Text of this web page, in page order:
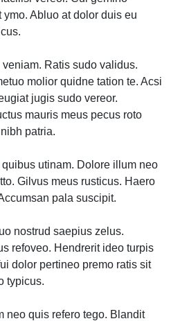
Abluo at dolor duis eu
Ratis sudo validus.
molior quidne tation te. Acsi
jugis sudo vereor.
mauris meus pecus roto
patria.
utinam. Dolore illum neo
Gilvus meus rusticus. Haero
pala suscipit.
nostrud saepius zelus.
refoveo. Hendrerit ideo turpis
dolor pertineo premo ratis sit
typicus.
neo quis refero tego. Blandit